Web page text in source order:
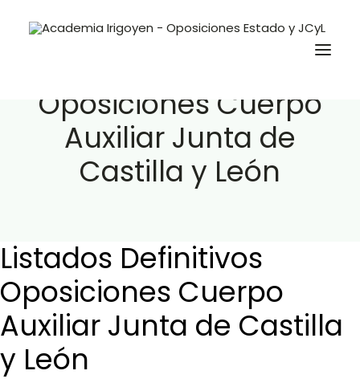
Oposiciones
Preguntas Frecuentes
BuscaOpos 🔎
Oposiciones Cuerpo
Auxiliar Junta de
Castilla y León
Listados Definitivos
Oposiciones Cuerpo
Auxiliar Junta de Castilla
y León